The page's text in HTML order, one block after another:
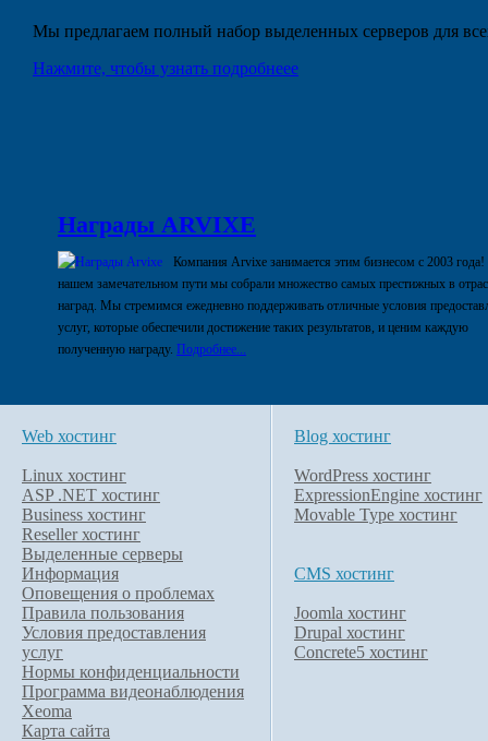
Мы предлагаем полный набор выделенных серверов для
Нажмите, чтобы узнать подробнеее
Награды ARVIXE
Компания Arvixe занимается этим бизнесом с 2003
нашем замечательном пути мы собрали множество самых престижных в
наград. Мы стремимся ежедневно поддерживать отличные условия
услуг, которые обеспечили достижение таких результатов, и ценим каждую
полученную награду. Подробнее...
Web хостинг
Linux хостинг
ASP .NET хостинг
Business хостинг
Reseller хостинг
Выделенные серверы
Информация
Оповещения о проблемах
Правила пользования
Условия предоставления
услуг
Нормы конфиденциальности
Программа видеонаблюдения
Xeoma
Карта сайта
Blog хостинг
WordPress хостинг
ExpressionEngine хостинг
Movable Type хостинг
CMS хостинг
Joomla хостинг
Drupal хостинг
Concrete5 хостинг